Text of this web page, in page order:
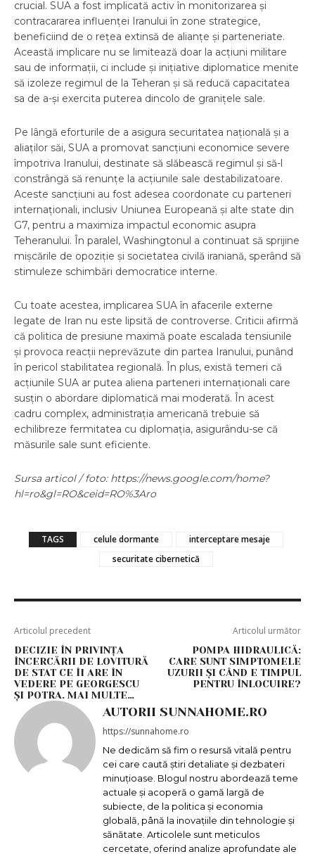
crucial. SUA a fost implicată activ în monitorizarea și
contracararea influenței Iranului în zone strategice,
beneficiind de o rețea extinsă de alianțe și parteneriate.
Această implicare nu se limitează doar la acțiuni militare
sau de informații, ci include și inițiative diplomatice menite
să izoleze regimul de la Teheran și să reducă capacitatea
sa de a-și exercita puterea dincolo de granițele sale.
Pe lângă eforturile de a asigura securitatea națională și a
aliaților săi, SUA a promovat sancțiuni economice severe
împotriva Iranului, destinate să slăbească regimul și să-l
constrângă să renunțe la acțiunile sale destabilizatoare.
Aceste sancțiuni au fost adesea coordonate cu parteneri
internaționali, inclusiv Uniunea Europeană și alte state din
G7, pentru a maximiza impactul economic asupra
Teheranului. În paralel, Washingtonul a continuat să sprijine
mișcările de opoziție și societatea civilă iraniană, sperând să
stimuleze schimbări democratice interne.
Cu toate acestea, implicarea SUA în afacerile externe
legate de Iran nu este lipsită de controverse. Criticii afirmă
că politica de presiune maximă poate escalada tensiunile
și provoca reacții neprevăzute din partea Iranului, punând
în pericol stabilitatea regională. În plus, există temeri că
acțiunile SUA ar putea aliena parteneri internaționali care
susțin o abordare diplomatică mai moderată. În acest
cadru complex, administrația americană trebuie să
echilibreze fermitatea cu diplomația, asigurându-se că
măsurile sale sunt eficiente.
Sursa articol / foto: https://news.google.com/home?
hl=ro&gl=RO&ceid=RO%3Aro
TAGS celule dormante
interceptare mesaje
securitate cibernetică
Articolul precedent
DECIZIE ÎN PRIVINȚA
ÎNCERCĂRII DE LOVITURĂ
DE STAT CE ÎI ARE ÎN
VEDERE PE GEORGESCU
ȘI POTRA. MAI MULTE…
Articolul următor
POMPA HIDRAULICĂ:
CARE SUNT SIMPTOMELE
UZURII ȘI CÂND E TIMPUL
PENTRU ÎNLOCUIRE?
AUTORII SUNNAHOME.RO
https://sunnahome.ro
Ne dedicăm să fim o resursă vitală pentru
cei care caută știri detaliate și dezbateri
minuțioase. Blogul nostru abordează teme
actuale și acoperă o gamă largă de
subiecte, de la politica și economia
globală, până la inovațiile din tehnologie și
sănătate. Articolele sunt meticulos
cercetate, oferind analize aprofundate ale